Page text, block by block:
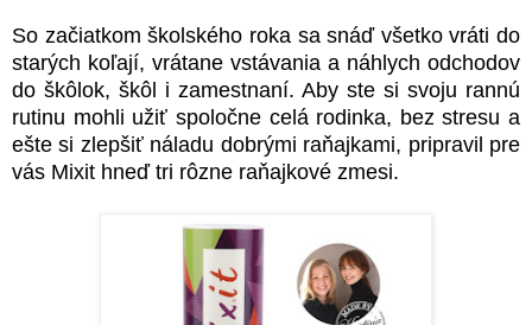
So začiatkom školského roka sa snáď všetko vráti do
starých koľají, vrátane vstávania a náhlych odchodov
do škôlok, škôl i zamestnaní. Aby ste si svoju rannú
rutinu mohli užiť spoločne celá rodinka, bez stresu a
ešte si zlepšiť náladu dobrými raňajkami, pripravil pre
vás Mixit hneď tri rôzne raňajkové zmesi.